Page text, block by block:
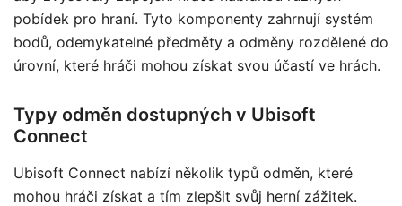
pobídek pro hraní. Tyto komponenty zahrnují systém
bodů, odemykatelné předměty a odměny rozdělené do
úrovní, které hráči mohou získat svou účastí ve hrách.
Typy odměn dostupných v Ubisoft
Connect
Ubisoft Connect nabízí několik typů odměn, které
mohou hráči získat a tím zlepšit svůj herní zážitek.